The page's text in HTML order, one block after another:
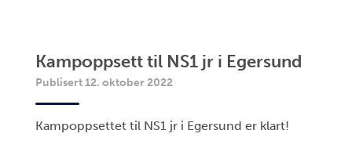
Kampoppsett til NS1 jr i Egersund
Publisert 12. oktober 2022
Kampoppsettet til NS1 jr i Egersund er klart!